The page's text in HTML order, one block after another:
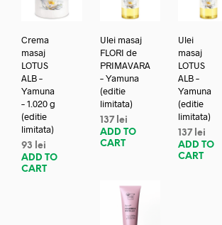
Crema
masaj
LOTUS
ALB –
Yamuna
– 1.020 g
(editie
limitata)
93
lei
ADD TO
CART
Ulei masaj
FLORI de
PRIMAVARA
– Yamuna
(editie
limitata)
137 lei
ADD TO
CART
Ulei
masaj
LOTUS
ALB –
Yamuna
(editie
limitata)
137 lei
ADD TO
CART